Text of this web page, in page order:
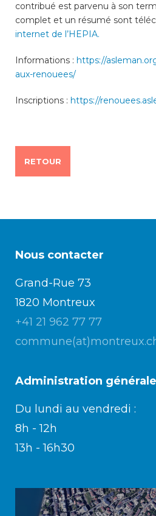
Achats
Annonces et
Mobilité
Subventions,
contribué est parvenu à son
complet et un résumé sont
internet de l’HEPIA.
Informations : https://
aux-renouees/
Inscriptions : https://
RETOUR
Nous contacter
Grand-Rue 73
1820 Montreux
+41 21 962 77 77
Administration générale
Du lundi au vendredi :
8h - 12h
13h - 16h30